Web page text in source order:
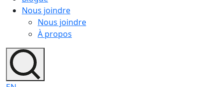
Nous joindre
Nous joindre
À propos